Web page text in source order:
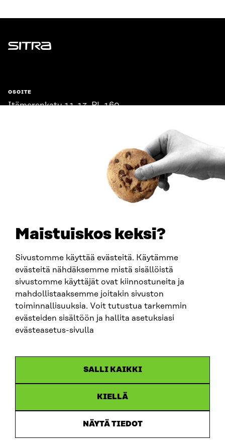
Maistuiskos keksi?
Sivustomme käyttää evästeitä. Käytämme
evästeitä nähdäksemme mistä sisällöistä
sivustomme käyttäjät ovat kiinnostuneita ja
mahdollistaaksemme joitakin sivuston
toiminnallisuuksia. Voit tutustua tarkemmin
evästeiden sisältöön ja hallita asetuksiasi
evästeasetus-sivulla
SALLI KAIKKI
KIELLÄ
NÄYTÄ TIEDOT
Sitra
OSOITE
Itämerenkatu 11-13, PL 160,
SITRA SOSIAALISESSA MEDIASSA
LinkedIn
Instagram
YouTube
Saavutettavuusseloste
Asiakirjajulkisuus